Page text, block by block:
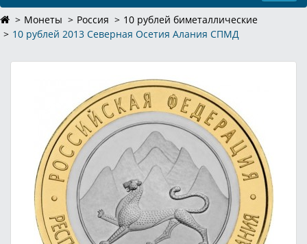
Монеты Россия
10 рублей биметаллические
10 рублей 2013 Северная Осетия Алания СПМД